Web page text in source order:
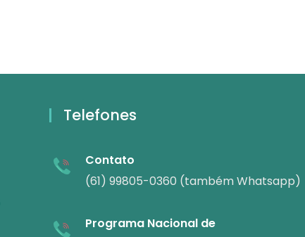
Telefones
Contato
(61) 99805-0360 (também Whatsapp)
Programa Nacional de